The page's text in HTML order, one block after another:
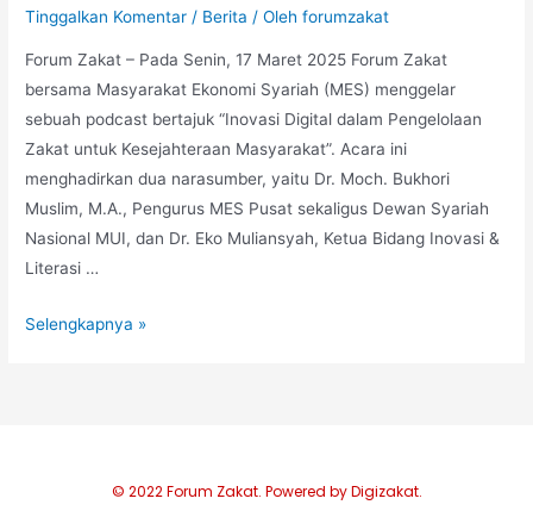
Tinggalkan Komentar / Berita / Olehforumzakat
Forum Zakat – Pada Senin, 17 Maret 2025 Forum Zakat
bersama Masyarakat Ekonomi Syariah (MES) menggelar
sebuah podcast bertajuk “Inovasi Digital dalam Pengelolaan
Zakat untuk Kesejahteraan Masyarakat”. Acara ini
menghadirkan dua narasumber, yaitu Dr. Moch. Bukhori
Muslim, M.A., Pengurus MES Pusat sekaligus Dewan Syariah
Nasional MUI, dan Dr. Eko Muliansyah, Ketua Bidang Inovasi &
Literasi …
Selengkapnya »
© 2022 Forum Zakat. Powered by Digizakat.